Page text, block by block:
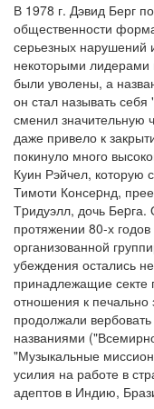
В 1978 г. Дэвид Берг
общественности
серьезных нарушений
некоторыми лидерами
были уволены, а
он стал называть
сменил значительную
даже привело к
покинуло много
Куин Рэйчел, которую
Тимоти Консеpнд,
Тpидуэлл, дочь Беpга.
протяжении 80-х
организованной
убеждения остались
принадлежащие секте
отношения к
продолжали
названиями
"Музыкальные
усилия на работе в
адептов в Индию,